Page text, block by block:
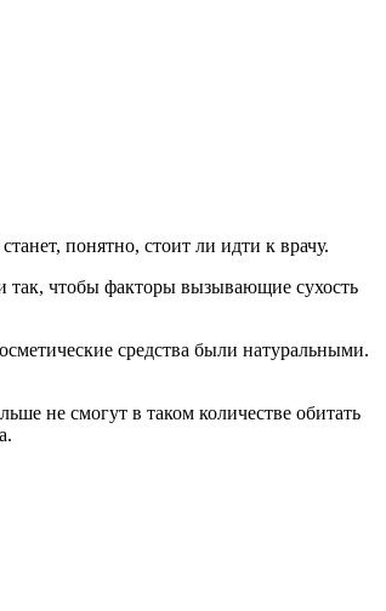
понятно, стоит ли идти к врачу.
так, чтобы факторы вызывающие сухость
средства были натуральными.
не смогут в таком количестве обитать